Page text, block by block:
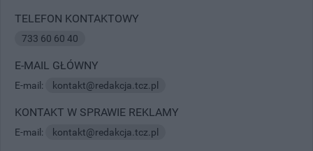
TELEFON KONTAKTOWY
733 60 60 40
E-MAIL GŁÓWNY
E-mail: kontakt@redakcja.tcz.pl
KONTAKT W SPRAWIE REKLAMY
E-mail: kontakt@redakcja.tcz.pl